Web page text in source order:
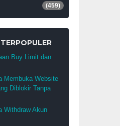
(459)
Buy Limit dan
Membuka Website
Diblokir Tanpa
Withdraw Akun